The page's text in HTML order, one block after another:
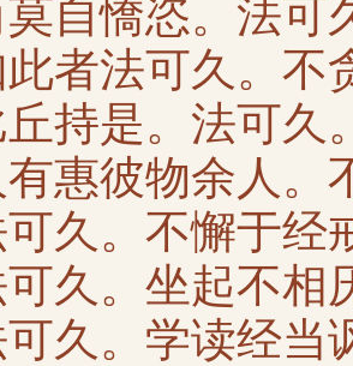
自憍恣。法可
者法可久。不
丘持是。法可久
惠彼物余人。
久。不懈于经
久。坐起不相
久。学读经当